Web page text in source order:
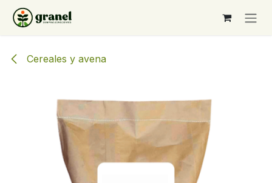
Ir al contenido
Cereales y avena